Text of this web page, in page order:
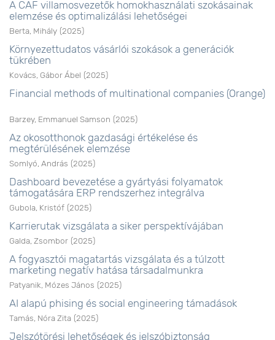
A CAF villamosvezetők homokhasználati szokásainak
elemzése és optimalizálási lehetőségei
Berta, Mihály (2025)
Környezettudatos vásárlói szokások a generációk
tükrében
Kovács, Gábor Ábel (2025)
Financial methods of multinational companies (Orange)
Barzey, Emmanuel Samson (2025)
Az okosotthonok gazdasági értékelése és
megtérülésének elemzése
Somlyó, András (2025)
Dashboard bevezetése a gyártyási folyamatok
támogatására ERP rendszerhez integrálva
Gubola, Kristóf (2025)
Karrierutak vizsgálata a siker perspektívájában
Galda, Zsombor (2025)
A fogyasztói magatartás vizsgálata és a túlzott
marketing negatív hatása társadalmunkra
Patyanik, Mózes János (2025)
AI alapú phising és social engineering támadások
Tamás, Nóra Zita (2025)
Jelszótörési lehetőségek és jelszóbiztonság